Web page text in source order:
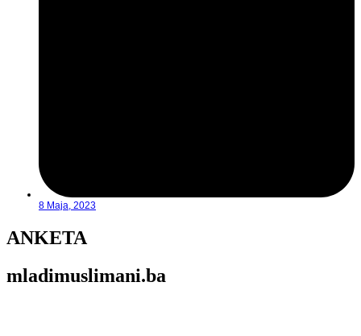
8 Maja, 2023
ANKETA
mladimuslimani.ba